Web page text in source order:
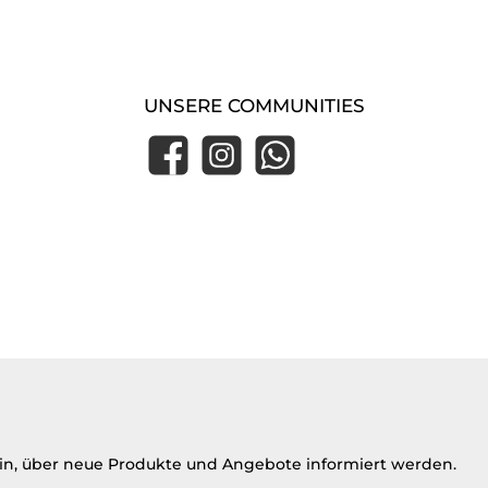
UNSERE COMMUNITIES
FacebookInstagramWhatsApp
über neue Produkte und Angebote informiert werden.